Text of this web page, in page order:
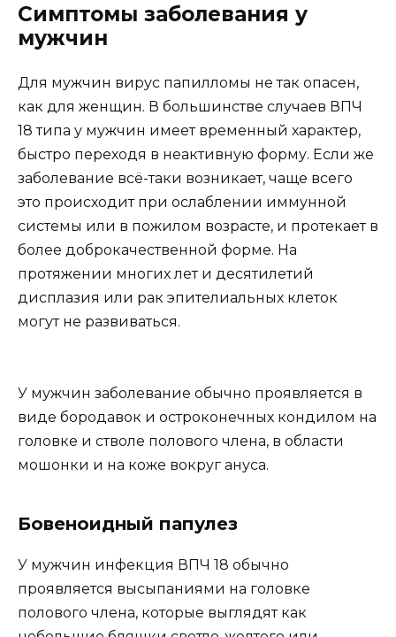
Симптомы заболевания у
мужчин
Для мужчин вирус папилломы не так опасен,
как для женщин. В большинстве случаев ВПЧ
18 типа у мужчин имеет временный характер,
быстро переходя в неактивную форму. Если же
заболевание всё-таки возникает, чаще всего
это происходит при ослаблении иммунной
системы или в пожилом возрасте, и протекает в
более доброкачественной форме. На
протяжении многих лет и десятилетий
дисплазия или рак эпителиальных клеток
могут не развиваться.
У мужчин заболевание обычно проявляется в
виде бородавок и остроконечных кондилом на
головке и стволе полового члена, в области
мошонки и на коже вокруг ануса.
Бовеноидный папулез
У мужчин инфекция ВПЧ 18 обычно
проявляется высыпаниями на головке
полового члена, которые выглядят как